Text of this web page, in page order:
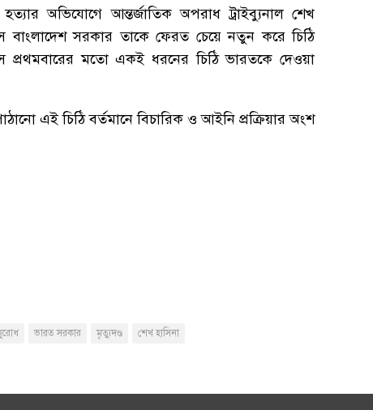
অভিযোগে আন্তর্জাতিক অপরাধ ট্রাইব্যুনাল শেখ
বাংলাদেশ সরকার তাকে ফেরত চেয়ে নতুন করে চিঠি
প্রথমবারের মতো একই ধরনের চিঠি ভারতকে দেওয়া
এই চিঠি বর্তমানে বিচারিক ও আইনি প্রক্রিয়ার অংশ
ভারত সরকার মৃত্যুদণ্ড শেখ হাসিনা